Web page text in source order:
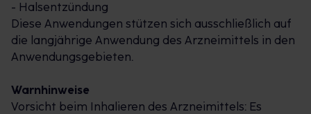
- Halsentzündung
Diese Anwendungen stützen sich ausschließlich auf
die langjährige Anwendung des Arzneimittels in den
Anwendungsgebieten.
Warnhinweise
Vorsicht beim Inhalieren des Arzneimittels: Es